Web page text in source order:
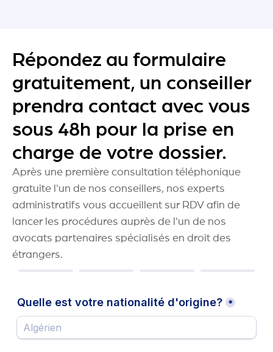
Répondez au formulaire
gratuitement, un conseiller
prendra contact avec vous
sous 48h pour la prise en
charge de votre dossier.
Après une première consultation téléphonique
gratuite l'un de nos conseillers, nos experts
administratifs vous accueillent sur RDV afin de
lancer les procédures auprès de l'un de nos
avocats partenaires spécialisés en droit des
étrangers.